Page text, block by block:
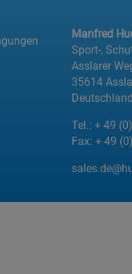
Manfred
Sport-,
Asslarer
35614
Deutschland
Tel.: + 49
Fax: + 49